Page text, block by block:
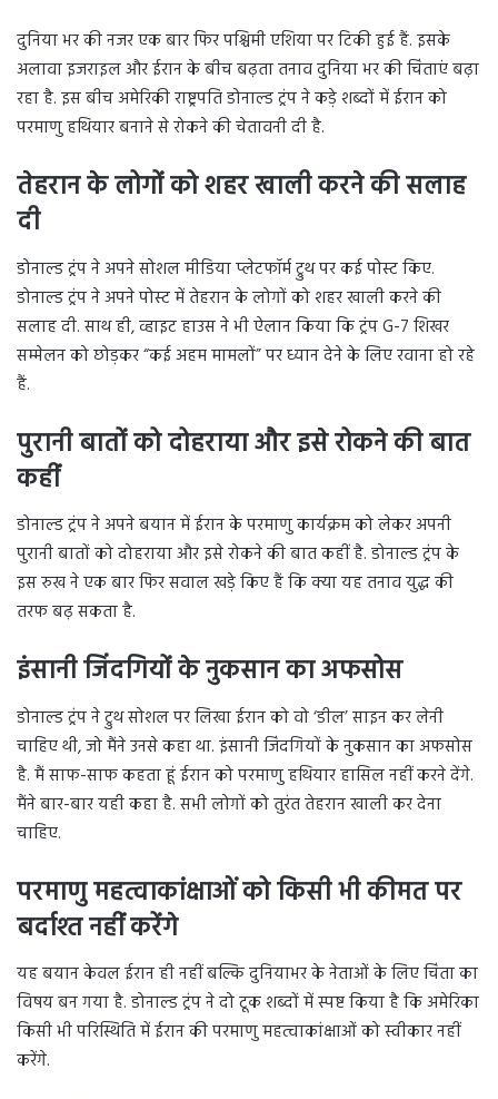
दुनिया भर की नजर एक बार फिर पश्चिमी एशिया पर टिकी हुई हैं. इसके
अलावा इजराइल और ईरान के बीच बढ़ता तनाव दुनिया भर की चिंताएं बढ़ा
रहा है. इस बीच अमेरिकी राष्ट्रपति डोनाल्ड ट्रंप ने कड़े शब्दों में ईरान को
परमाणु हथियार बनाने से रोकने की चेतावनी दी है.
तेहरान के लोगों को शहर खाली करने की सलाह
दी
डोनाल्ड ट्रंप ने अपने सोशल मीडिया प्लेटफॉर्म ट्रुथ पर कई पोस्ट किए.
डोनाल्ड ट्रंप ने अपने पोस्ट में तेहरान के लोगों को शहर खाली करने की
सलाह दी. साथ ही, व्हाइट हाउस ने भी ऐलान किया कि ट्रंप G-7 शिखर
सम्मेलन को छोड़कर “कई अहम मामलों” पर ध्यान देने के लिए रवाना हो रहे
हैं.
पुरानी बातों को दोहराया और इसे रोकने की बात
कहीं
डोनाल्ड ट्रंप ने अपने बयान में ईरान के परमाणु कार्यक्रम को लेकर अपनी
पुरानी बातों को दोहराया और इसे रोकने की बात कहीं है. डोनाल्ड ट्रंप के
इस रुख ने एक बार फिर सवाल खड़े किए हैं कि क्या यह तनाव युद्ध की
तरफ बढ़ सकता है.
इंसानी जिंदगियों के नुकसान का अफसोस
डोनाल्ड ट्रंप ने ट्रुथ सोशल पर लिखा ईरान को वो ‘डील’ साइन कर लेनी
चाहिए थी, जो मैंने उनसे कहा था. इंसानी जिंदगियों के नुकसान का अफसोस
है. मैं साफ-साफ कहता हूं ईरान को परमाणु हथियार हासिल नहीं करने देंगे.
मैंने बार-बार यही कहा है. सभी लोगों को तुरंत तेहरान खाली कर देना
चाहिए.
परमाणु महत्वाकांक्षाओं को किसी भी कीमत पर
बर्दाश्त नहीं करेंगे
यह बयान केवल ईरान ही नहीं बल्कि दुनियाभर के नेताओं के लिए चिंता का
विषय बन गया है. डोनाल्ड ट्रंप ने दो टूक शब्दों में स्पष्ट किया है कि अमेरिका
किसी भी परिस्थिति में ईरान की परमाणु महत्वाकांक्षाओं को स्वीकार नहीं
करेंगे.